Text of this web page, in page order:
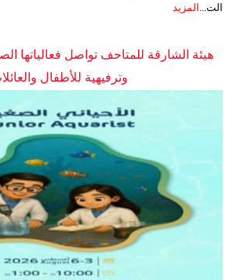
الت...
المزيد
هيئة الشارقة للمتاحف تواصل فعالياتها
وترفيهية للأطفال